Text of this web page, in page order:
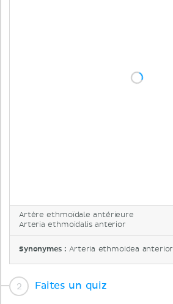
Artère ethmoïdale antérieure
Arteria ethmoidalis anterior
Synonymes :Arteria ethmoidea anterior
Faites un quiz